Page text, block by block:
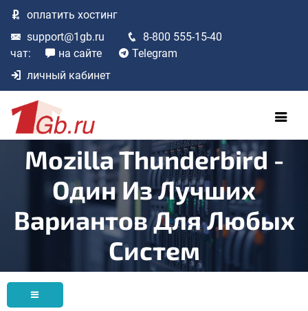
оплатить хостинг
support@1gb.ru
8-800 555-15-40
чат:
на сайте
Telegram
личный кабинет
Mozilla Thunderbird -
Один Из Лучших
Вариантов Для Любых
Систем